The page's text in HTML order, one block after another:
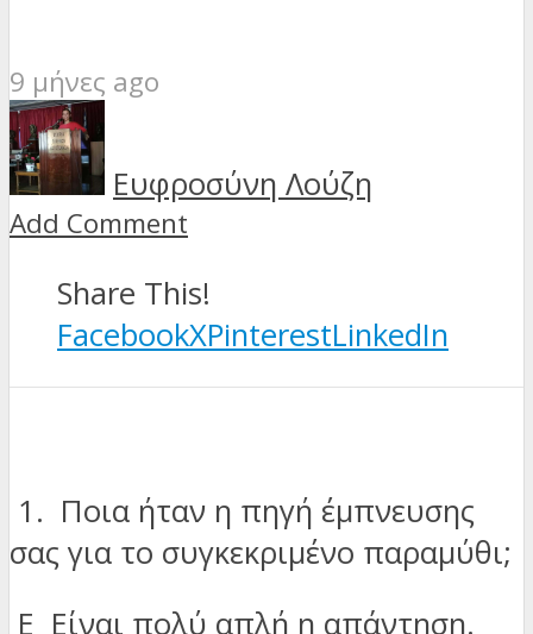
9 μήνες ago
Ευφροσύνη Λούζη
Add Comment
Share This!
FacebookXPinterestLinkedIn
1. Ποια ήταν η πηγή έμπνευσης
σας για το συγκεκριμένο παραμύθι;
Ε Είναι πολύ απλή η απάντηση.